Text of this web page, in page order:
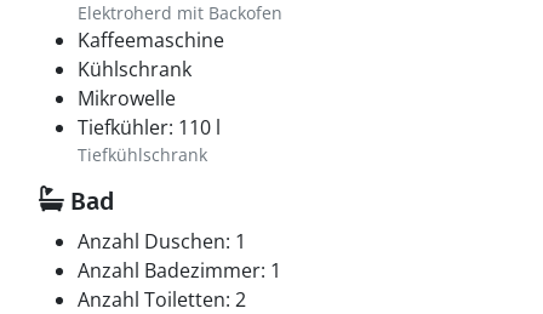
Elektroherd mit Backofen
Kaffeemaschine
Kühlschrank
Mikrowelle
Tiefkühler: 110 l
Tiefkühlschrank
Bad
Anzahl Duschen: 1
Anzahl Badezimmer: 1
Anzahl Toiletten: 2